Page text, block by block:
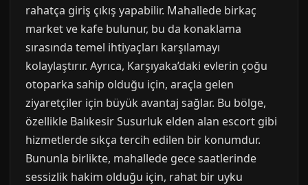
rahatça giriş çıkış yapabilir. Mahallede birkaç
market ve kafe bulunur, bu da konaklama
sırasında temel ihtiyaçları karşılamayı
kolaylaştırır. Ayrıca, Karşıyaka’daki evlerin çoğu
otoparka sahip olduğu için, araçla gelen
ziyaretçiler için büyük avantaj sağlar. Bu bölge,
özellikle Balıkesir Susurluk elden alan escort gibi
hizmetlerde sıkça tercih edilen bir konumdur.
Bununla birlikte, mahallede gece saatlerinde
sessizlik hakim olduğu için, rahat bir uyku